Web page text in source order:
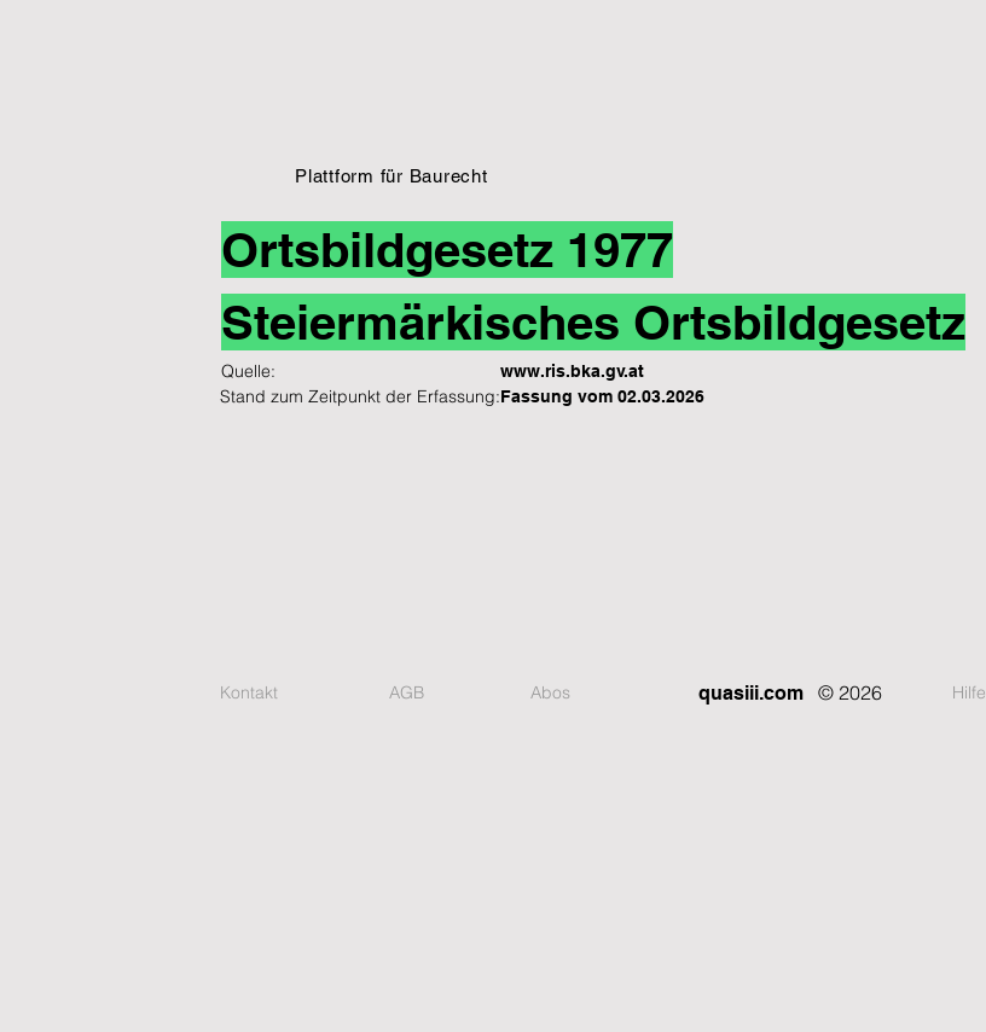
Plattform für Baurecht
Steiermärkisches Ortsbildgesetz
Quelle: www.ris.bka.gv.at
Ortsbildgesetz 1977
Stand zum Zeitpunkt der Erfassung:Fassung vom 02.03.2026
quasiii.com © 2026
Kontakt AGB Abos Hilfe